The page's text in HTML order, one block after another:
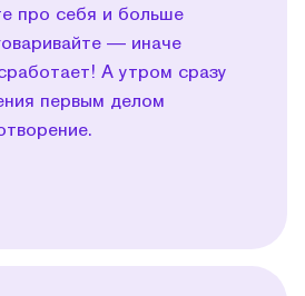
про себя и больше
— иначе
А утром сразу
первым делом